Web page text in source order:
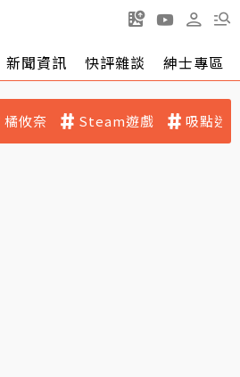
新聞資訊 快評雜談 紳士專區
橘攸奈 Steam遊戲 吸點迷